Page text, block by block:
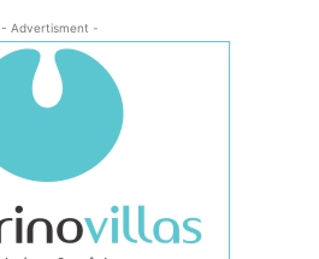
- Advertisment -